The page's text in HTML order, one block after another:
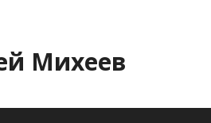
Михеев